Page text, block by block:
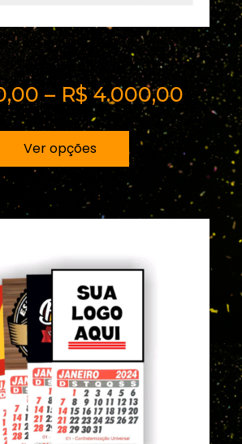
Pasta com Bolsa
– R$4.000,00
Ver opções